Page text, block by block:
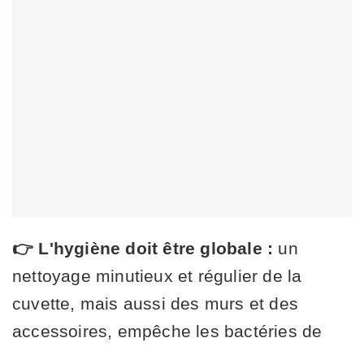
👉 L'hygiène doit être globale : un
nettoyage minutieux et régulier de la
cuvette, mais aussi des murs et des
accessoires, empêche les bactéries de